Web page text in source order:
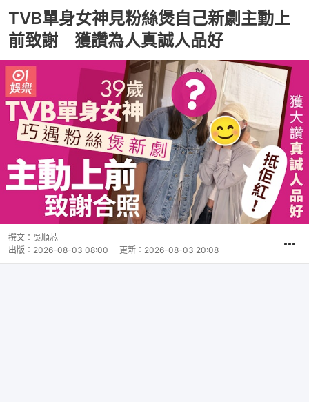
TVB單身女神見粉絲煲自己新劇主動上
前致謝 獲讚為人真誠人品好
撰文： 吳順芯
出版： 2026-08-03 08:00 更新： 2026-08-03 20:08